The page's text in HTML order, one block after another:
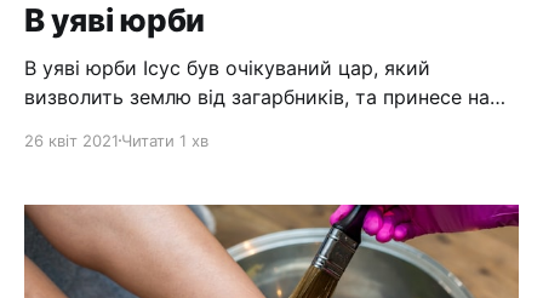
В уяві юрби
В уяві юрби Ісус був очікуваний цар, який
визволить землю від загарбників, та принесе на
тому і раділи... Але зовсім скоро Ісуса поведуть
уявляли, і відвернуться від Нього. > "і
26 квіт 2021 Читати 1 хв